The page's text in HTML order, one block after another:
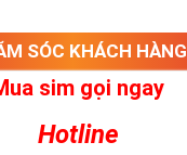
SÓC KHÁCH HÀNG
sim gọi ngay
Hotline